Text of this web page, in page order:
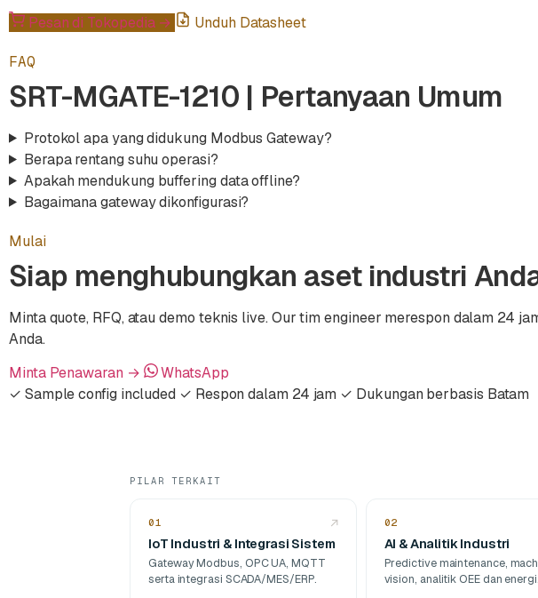
Pesan di Tokopedia → Unduh Datasheet
FAQ
SRT-MGATE-1210 | Pertanyaan Umum
Protokol apa yang didukung Modbus Gateway?
Berapa rentang suhu operasi?
Apakah mendukung buffering data offline?
Bagaimana gateway dikonfigurasi?
Mulai
Siap menghubungkan aset industri
Minta quote, RFQ, atau demo teknis live. Our tim engineer merespon dalam 24
Anda.
Minta Penawaran →
WhatsApp
✓ Sample config included ✓ Respon dalam 24 jam ✓ Dukungan berbasis Batam
PILAR TERKAIT
↗
01
IoT Industri & Integrasi Sistem
Gateway Modbus, OPC UA, MQTT
serta integrasi SCADA/MES/ERP.
02
AI & Analitik Industri
Predictive maintenance,
vision, analitik OEE dan energi.